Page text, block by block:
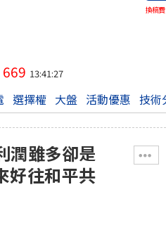
換稿費
669 13:41:27
選擇權 大盤 活動優惠 技術
潤雖多卻是
好往和平共